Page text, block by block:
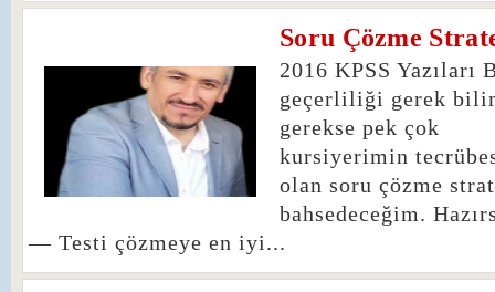
Soru Çözme
2016 KPSS Yazıları
geçerliliği gerek
gerekse pek çok
kursiyerimin
olan soru çözme
bahsedeceğim.
— Testi çözmeye en iyi...